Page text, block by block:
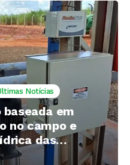
Notícias
em
no campo e
das